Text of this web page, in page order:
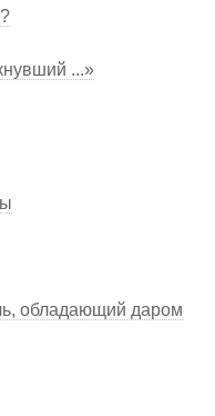
...»
обладающий даром